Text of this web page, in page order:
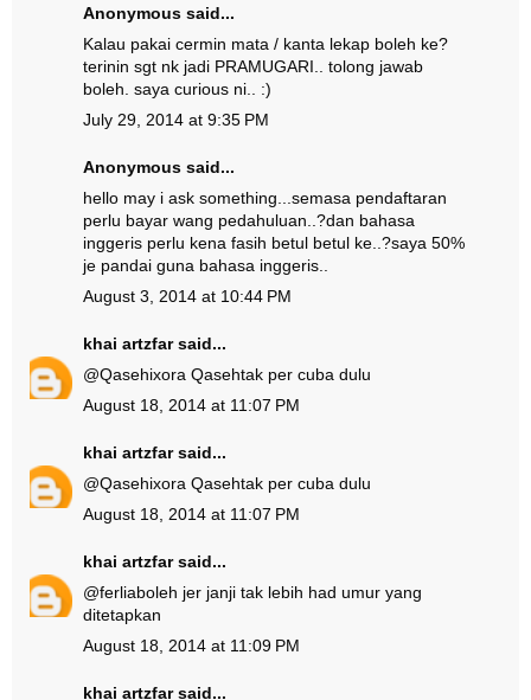
Anonymous said...
Kalau pakai cermin mata / kanta lekap boleh ke?
terinin sgt nk jadi PRAMUGARI.. tolong jawab
boleh. saya curious ni.. :)
July 29, 2014 at 9:35 PM
Anonymous said...
hello may i ask something...semasa pendaftaran
perlu bayar wang pedahuluan..?dan bahasa
inggeris perlu kena fasih betul betul ke..?saya 50%
je pandai guna bahasa inggeris..
August 3, 2014 at 10:44 PM
khai artzfarsaid...
@Qasehixora Qasehtak per cuba dulu
August 18, 2014 at 11:07 PM
khai artzfarsaid...
@Qasehixora Qasehtak per cuba dulu
August 18, 2014 at 11:07 PM
khai artzfarsaid...
@ferliaboleh jer janji tak lebih had umur yang
ditetapkan
August 18, 2014 at 11:09 PM
khai artzfarsaid...